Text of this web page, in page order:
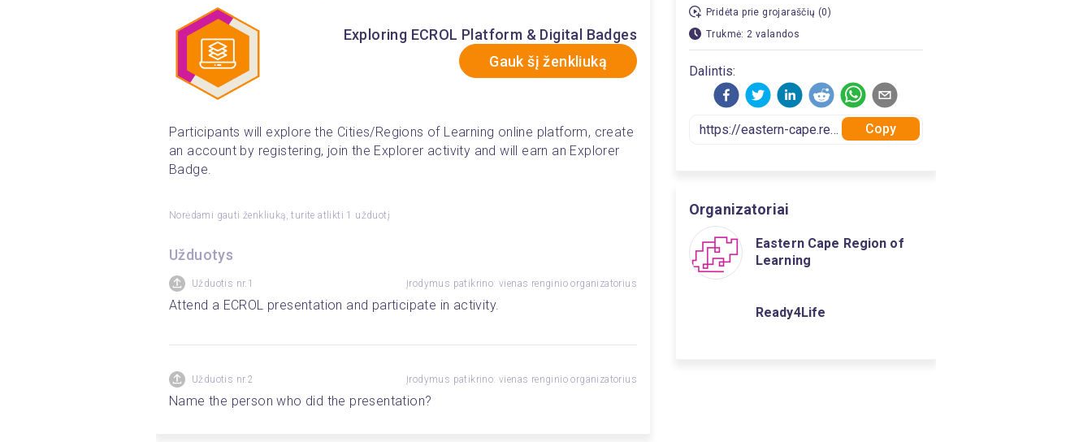
Exploring ECROL Platform & Digital Badges
Gauk šį ženkliuką
Participants will explore the Cities/Regions of Learning online platform, create
an account by registering, join the Explorer activity and will earn an Explorer
Badge.
Norėdami gauti ženkliuką, turite atlikti 1 užduotį
Užduotys
Užduotis nr.1 Įrodymus patikrino: vienas renginio organizatorius
Attend a ECROL presentation and participate in activity.
Užduotis nr.2 Įrodymus patikrino: vienas renginio organizatorius
Name the person who did the presentation?
Pridėta prie grojaraščių (0)
Trukmė: 2 valandos
Dalintis:
Copy
Organizatoriai
Eastern Cape Region of
Learning
Ready4Life